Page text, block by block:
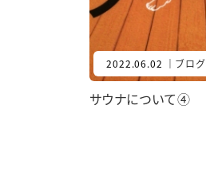
2022.06.02 ｜ ブログ
サウナについて④